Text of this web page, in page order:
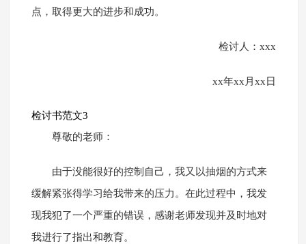
点，取得更大的进步和成功。
检讨人：xxx
xx年xx月xx日
检讨书范文3
尊敬的老师：
由于没能很好的控制自己，我又以抽烟的方式来
缓解紧张得学习给我带来的压力。在此过程中，我发
现我犯了一个严重的错误，感谢老师发现并及时地对
我进行了指出和教育。